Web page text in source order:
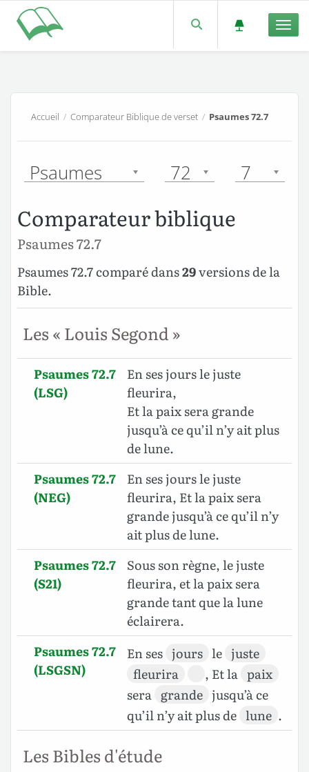
Accueil /Comparateur Biblique de verset / Psaumes 72.7
Psaumes 72 7
Comparateur biblique
Psaumes 72.7
Psaumes 72.7 comparé dans29versions de la
Bible.
Les « Louis Segond »
Psaumes 72.7
(LSG)
En ses jours le juste
fleurira,
Et la paix sera grande
jusqu’à ce qu’il n’y ait plus
de lune.
Psaumes 72.7
(NEG)
En ses jours le juste
fleurira, Et la paix sera
grande jusqu’à ce qu’il n’y
ait plus de lune.
Psaumes 72.7
(S21)
Sous son règne, le juste
fleurira, et la paix sera
grande tant que la lune
éclairera.
Psaumes 72.7
(LSGSN)
En ses jours le juste
fleurira
, Et la paix
sera grande jusqu’à ce
qu’il n’y ait plus de lune .
Les Bibles d'étude